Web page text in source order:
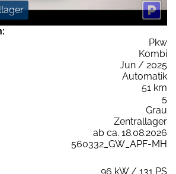
Pkw
Kombi
Jun / 2025
Automatik
51 km
5
Grau
Zentrallager
ab ca. 18.08.2026
560332_GW_APF-MH
96 kW / 131 PS